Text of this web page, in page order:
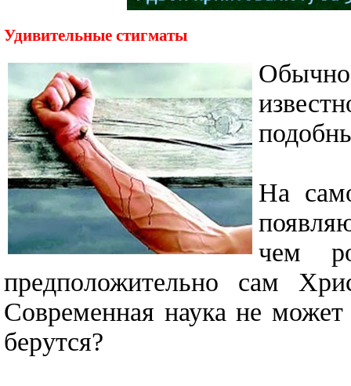
Удивительные стигматы
На
чем
предположительно сам
Современная наука не
берутся?